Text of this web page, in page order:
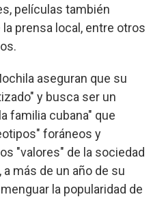
películas también
prensa local, entre otros
aseguran que su
y busca ser un
familia cubana" que
foráneos y
"valores" de la sociedad
más de un año de su
la popularidad de